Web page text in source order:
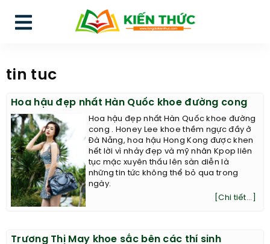
tin tuc
Hoa hậu đẹp nhất Hàn Quốc khoe đường cong
Hoa hậu đẹp nhất Hàn Quốc khoe đường
cong . Honey Lee khoe thềm ngực đầy ở
Đà Nẵng, hoa hậu Hong Kong được khen
hết lời vì nhảy đẹp và mỹ nhân Kpop liên
tục mặc xuyên thấu lên sàn diễn là
những tin tức không thể bỏ qua trong
ngày.
[Chi tiết...]
Trương Thị May khoe sắc bên các thí sinh